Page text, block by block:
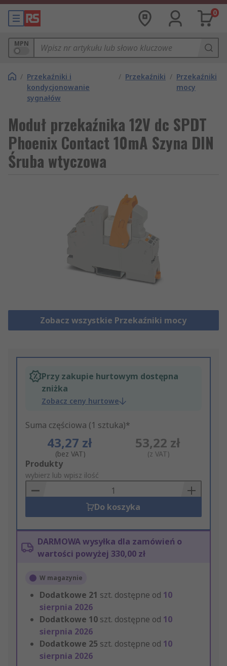
0
MPN
/ Przekaźniki i
kondycjonowanie
sygnałów
/ Przekaźniki / Przekaźniki
mocy
Moduł przekaźnika 12V dc SPDT
Phoenix Contact 10mA Szyna DIN
Śruba wtyczowa
Zobacz wszystkie Przekaźniki mocy
Przy zakupie hurtowym dostępna
zniżka
Zobacz ceny hurtowe
Suma częściowa (1 sztuka)*
43,27 zł
(bez VAT)
53,22 zł
(z VAT)
Add
to
Basket
Produkty
wybierz lub wpisz ilość
Do koszyka
DARMOWA wysyłka dla zamówień o
wartości powyżej 330,00 zł
W magazynie
Dodatkowe 21 szt. dostępne od 10
sierpnia 2026
Dodatkowe 10 szt. dostępne od 10
sierpnia 2026
Dodatkowe 25 szt. dostępne od 10
sierpnia 2026